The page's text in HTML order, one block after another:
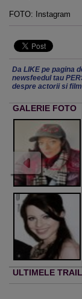
FOTO: Instagram
Da LIKE pe pagina
newsfeedul tau
despre actorii si
GALERIE FOTO
ULTIMELE